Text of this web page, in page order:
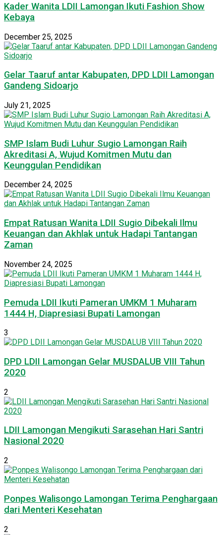
Kader Wanita LDII Lamongan Ikuti Fashion Show
Kebaya
December 25, 2025
Gelar Taaruf antar Kabupaten, DPD LDII Lamongan
Gandeng Sidoarjo
July 21, 2025
SMP Islam Budi Luhur Sugio Lamongan Raih
Akreditasi A, Wujud Komitmen Mutu dan
Keunggulan Pendidikan
December 24, 2025
Empat Ratusan Wanita LDII Sugio Dibekali Ilmu
Keuangan dan Akhlak untuk Hadapi Tantangan
Zaman
November 24, 2025
Pemuda LDII Ikuti Pameran UMKM 1 Muharam
1444 H, Diapresiasi Bupati Lamongan
3
DPD LDII Lamongan Gelar MUSDALUB VIII Tahun
2020
2
LDII Lamongan Mengikuti Sarasehan Hari Santri
Nasional 2020
2
Ponpes Walisongo Lamongan Terima Penghargaan
dari Menteri Kesehatan
2